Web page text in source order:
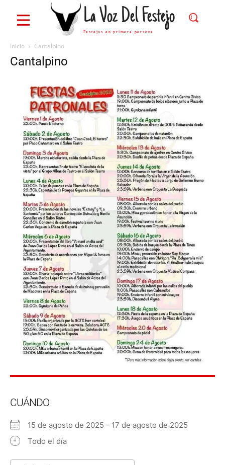
La Voz Del Festejo
Festejos en primera persona
Inicio Cantalpino
Cantalpino
CUÁNDO
15 de agosto de 2025 - 17 de agosto de 2025
Todo el día